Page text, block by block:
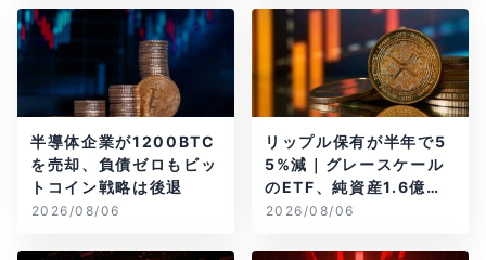
半導体企業が1200BTC
を売却、負債ゼロもビッ
トコイン戦略は後退
2026/08/06
リップル保有が半年で5
5%減｜グレースケール
のETF、純資産1.6億ド
ル減
2026/08/06